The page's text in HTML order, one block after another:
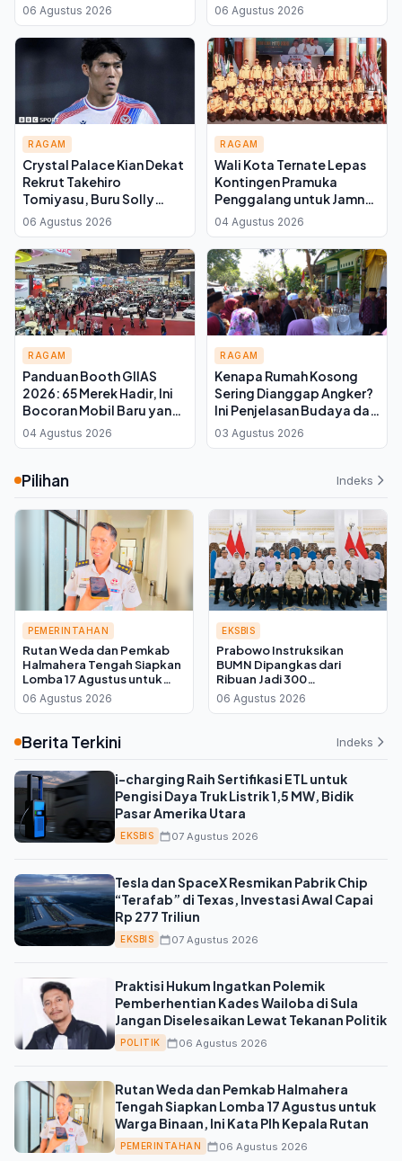
Rincian Biaya dan
Strategi
06 Agustus 2026
PaperMatte, Ringan tapi
Bukan untuk
Produktivitas
06 Agustus 2026
RAGAM
Crystal Palace Kian Dekat
Rekrut Takehiro
Tomiyasu, Buru Solly
March di Bursa Transfer
06 Agustus 2026
RAGAM
Wali Kota Ternate Lepas
Kontingen Pramuka
Penggalang untuk Jamnas
2026 di Cibubur, Titip
Pesan Jaga Nama Baik dan
Kenalkan Budaya Lokal
04 Agustus 2026
RAGAM
Panduan Booth GIIAS
2026: 65 Merek Hadir, Ini
Bocoran Mobil Baru yang
Paling Dinanti
04 Agustus 2026
RAGAM
Kenapa Rumah Kosong
Sering Dianggap Angker?
Ini Penjelasan Budaya dan
Psikologinya
03 Agustus 2026
Pilihan Indeks
PEMERINTAHAN
Rutan Weda dan Pemkab
Halmahera Tengah Siapkan
Lomba 17 Agustus untuk
Warga Binaan, Ini Kata Plh
Kepala Rutan
06 Agustus 2026
EKSBIS
Prabowo Instruksikan
BUMN Dipangkas dari
Ribuan Jadi 300
Perusahaan, Kadin Kalteng:
Infrastruktur Kembali ke
06 Agustus 2026
Berita Terkini Indeks
i-charging Raih Sertifikasi ETL untuk
Pengisi Daya Truk Listrik 1,5 MW, Bidik
Pasar Amerika Utara
EKSBIS 07 Agustus 2026
Tesla dan SpaceX Resmikan Pabrik Chip
“Terafab” di Texas, Investasi Awal Capai
Rp 277 Triliun
EKSBIS 07 Agustus 2026
Praktisi Hukum Ingatkan Polemik
Pemberhentian Kades Wailoba di Sula
Jangan Diselesaikan Lewat Tekanan Politik
POLITIK 06 Agustus 2026
Rutan Weda dan Pemkab Halmahera
Tengah Siapkan Lomba 17 Agustus untuk
Warga Binaan, Ini Kata Plh Kepala Rutan
PEMERINTAHAN 06 Agustus 2026